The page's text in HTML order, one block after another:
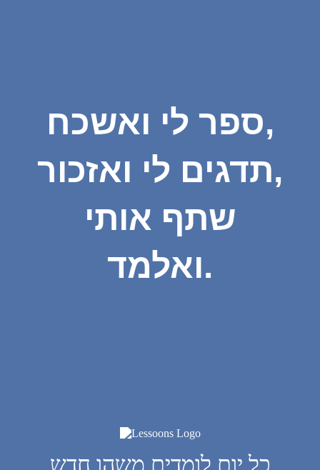
ספר לי ואשכח,
תדגים לי ואזכור,
שתף אותי
ואלמד.
כל יום לומדים משהו חדש